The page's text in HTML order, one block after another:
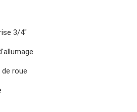
à entraînement 1/2"
3/4"
roue